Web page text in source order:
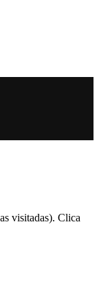
visitadas). Clica